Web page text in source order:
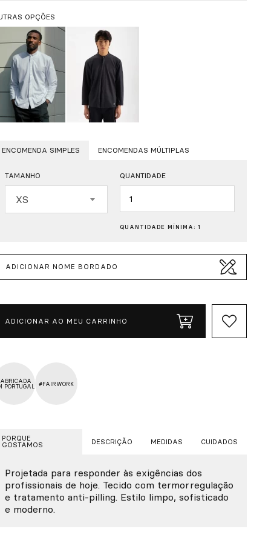
OPÇÕES
ENCOMENDA SIMPLES ENCOMENDAS MÚLTIPLAS
TAMANHO
XS
QUANTIDADE
QUANTIDADE MÍNIMA: 1
ADICIONAR NOME BORDADO
ADICIONAR AO MEU CARRINHO
PORTUGAL
#FAIRWORK
PORQUE
GOSTAMOS DESCRIÇÃO MEDIDAS CUIDADOS
Projetada para responder às exigências dos
profissionais de hoje. Tecido com termorregulação
e tratamento anti-pilling. Estilo limpo, sofisticado
e moderno.